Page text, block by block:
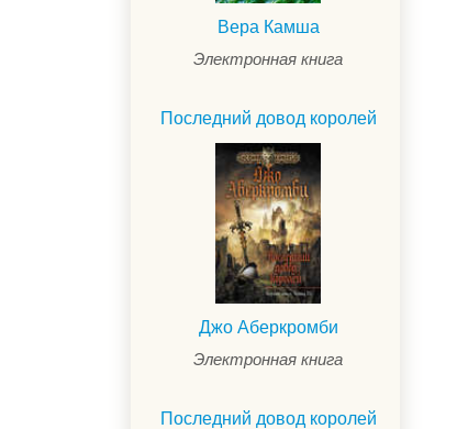
Вера Камша
Электронная книга
Последний довод королей
Джо Аберкромби
Электронная книга
Последний довод королей